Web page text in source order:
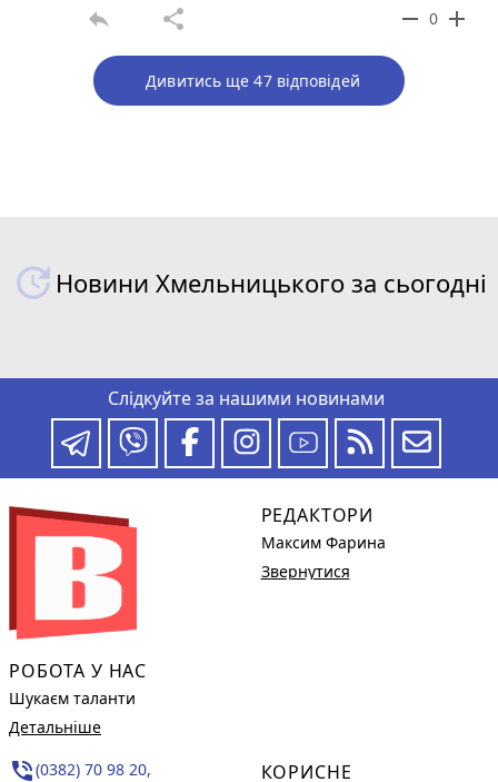
reply share remove 0 add
Дивитись ще 47 відповідей
Новини Хмельницького за сьогодні
Слідкуйте за нашими новинами
РОБОТА У НАС
Шукаєм таланти
Детальніше
phone_in_talk(0382) 70 98 20,
РЕДАКТОРИ
Максим Фарина
Звернутися
КОРИСНЕ